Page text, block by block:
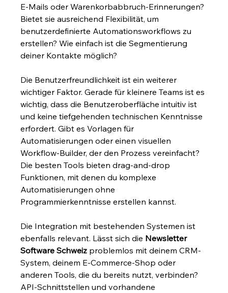
E-Mails oder Warenkorbabbruch-Erinnerungen?
Bietet sie ausreichend Flexibilität, um
benutzerdefinierte Automationsworkflows zu
erstellen? Wie einfach ist die Segmentierung
deiner Kontakte möglich?
Die Benutzerfreundlichkeit ist ein weiterer
wichtiger Faktor. Gerade für kleinere Teams ist es
wichtig, dass die Benutzeroberfläche intuitiv ist
und keine tiefgehenden technischen Kenntnisse
erfordert. Gibt es Vorlagen für
Automatisierungen oder einen visuellen
Workflow-Builder, der den Prozess vereinfacht?
Die besten Tools bieten drag-and-drop
Funktionen, mit denen du komplexe
Automatisierungen ohne
Programmierkenntnisse erstellen kannst.
Die Integration mit bestehenden Systemen ist
ebenfalls relevant. Lässt sich die Newsletter
Software Schweiz problemlos mit deinem CRM-
System, deinem E-Commerce-Shop oder
anderen Tools, die du bereits nutzt, verbinden?
API-Schnittstellen und vorhandene